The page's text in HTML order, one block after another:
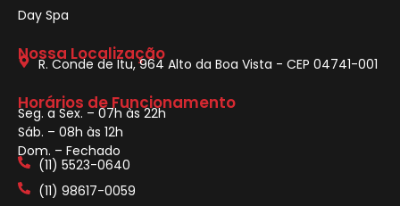
Day Spa
Nossa Localização
R. Conde de Itu, 964 Alto da Boa Vista - CEP 04741-001
Horários de Funcionamento
Seg. a Sex. – 07h às 22h
Sáb. – 08h às 12h
Dom. – Fechado
(11) 5523-0640
(11) 98617-0059